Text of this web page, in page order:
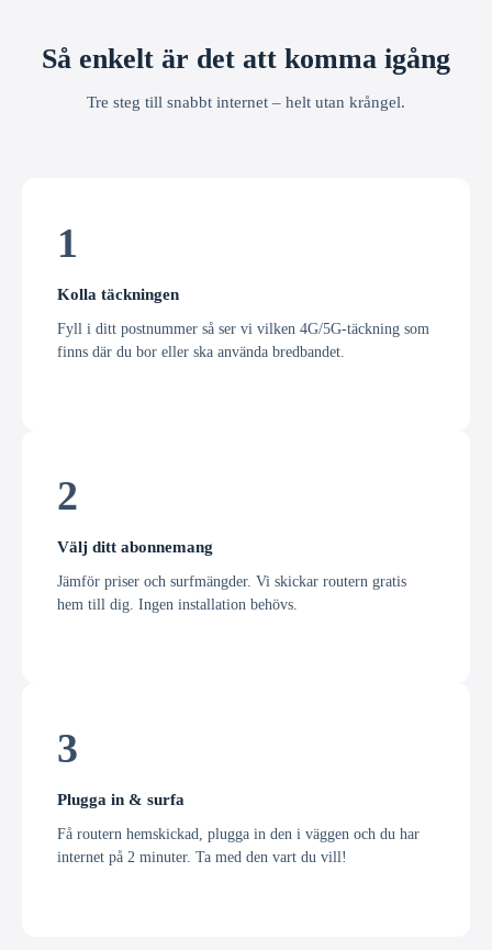
Så enkelt är det att komma igång
Tre steg till snabbt internet – helt utan krångel.
1
Kolla täckningen
Fyll i ditt postnummer så ser vi vilken 4G/5G-täckning som
finns där du bor eller ska använda bredbandet.
2
Välj ditt abonnemang
Jämför priser och surfmängder. Vi skickar routern gratis
hem till dig. Ingen installation behövs.
3
Plugga in & surfa
Få routern hemskickad, plugga in den i väggen och du har
internet på 2 minuter. Ta med den vart du vill!